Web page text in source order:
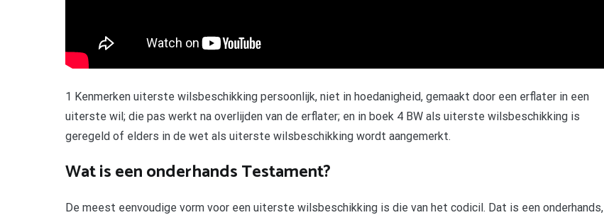
1 Kenmerken uiterste wilsbeschikking persoonlijk, niet in hoedanigheid, gemaakt door een erflater in een
uiterste wil; die pas werkt na overlijden van de erflater; en in boek 4 BW als uiterste wilsbeschikking is
geregeld of elders in de wet als uiterste wilsbeschikking wordt aangemerkt.
Wat is een onderhands Testament?
De meest eenvoudige vorm voor een uiterste wilsbeschikking is die van het codicil. Dat is een onderhands,